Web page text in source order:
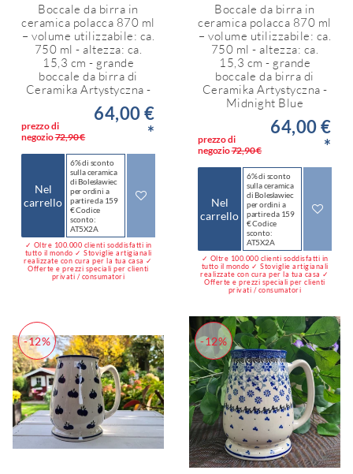
Boccale da birra in
ceramica polacca 870 ml
– volume utilizzabile: ca.
750 ml - altezza: ca.
15,3 cm - grande
boccale da birra di
Ceramika Artystyczna -
prezzo di
negozio72,90 €
64,00 €
*
Nel
carrello
6% di sconto
sulla ceramica
di Bolesławiec
per ordini a
partire da 159
€ Codice
sconto:
AT5X2A
✓ Oltre 100.000 clienti soddisfatti in
tutto il mondo ✓ Stoviglie artigianali
realizzate con cura per la tua casa ✓
Offerte e prezzi speciali per clienti
privati / consumatori
Boccale da birra in
ceramica polacca 870 ml
– volume utilizzabile: ca.
750 ml - altezza: ca.
15,3 cm - grande
boccale da birra di
Ceramika Artystyczna -
Midnight Blue
prezzo di
negozio72,90 €
64,00 €
*
Nel
carrello
6% di sconto
sulla ceramica
di Bolesławiec
per ordini a
partire da 159
€ Codice
sconto:
AT5X2A
✓ Oltre 100.000 clienti soddisfatti in
tutto il mondo ✓ Stoviglie artigianali
realizzate con cura per la tua casa ✓
Offerte e prezzi speciali per clienti
privati / consumatori
-12% -12%